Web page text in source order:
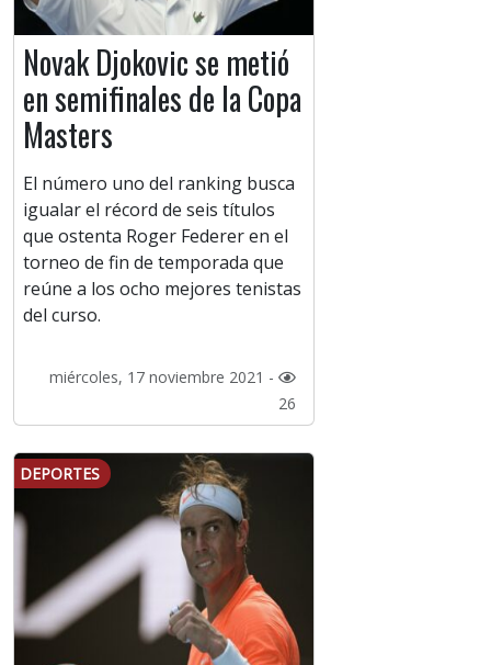
Novak Djokovic se metió
en semifinales de la Copa
Masters
El número uno del ranking busca
igualar el récord de seis títulos
que ostenta Roger Federer en el
torneo de fin de temporada que
reúne a los ocho mejores tenistas
del curso.
miércoles, 17 noviembre 2021 -
26
DEPORTES